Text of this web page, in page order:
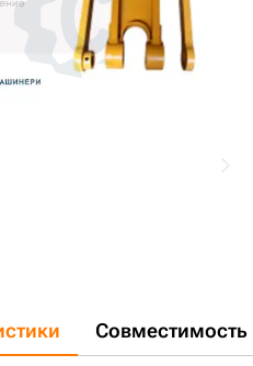
Совместимость